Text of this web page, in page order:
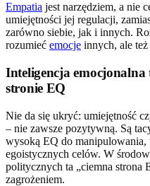
Empatia jest narzędziem, a nie
umiejętności jej regulacji,
zarówno siebie, jak i innych.
rozumieć emocje innych, ale
Inteligencja
stronie EQ
Nie da się ukryć: umiejętność
– nie zawsze pozytywną. Są
wysoką EQ do
egoistycznych celów. W
politycznych ta „ciemna strona
zagrożeniem.